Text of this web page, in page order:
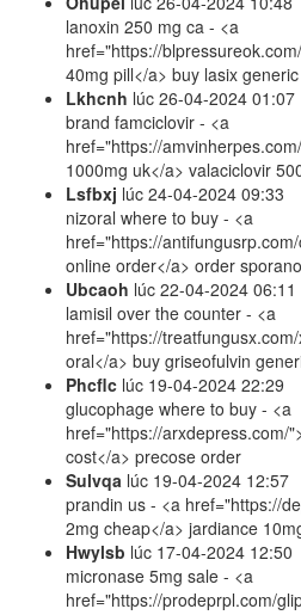
lanoxin 250 mg ca - <a
href="https://
40mg pill</a> buy lasix generic
Lkhcnh lúc 26-04-2024 01:07
brand famciclovir - <a
href="https://
1000mg uk</a> valaciclovir
Lsfbxj lúc 24-04-2024 09:33
nizoral where to buy - <a
href="https://
online order</a> order
Ubcaoh lúc 22-04-2024 06:11
lamisil over the counter - <a
href="https://
oral</a> buy griseofulvin
Phcflc lúc 19-04-2024 22:29
glucophage where to buy - <a
href="https://arxdepress.com/
cost</a> precose order
Sulvqa lúc 19-04-2024 12:57
prandin us - <a href="https://
2mg cheap</a> jardiance
Hwylsb lúc 17-04-2024 12:50
micronase 5mg sale - <a
href="https://prodeprpl.com/